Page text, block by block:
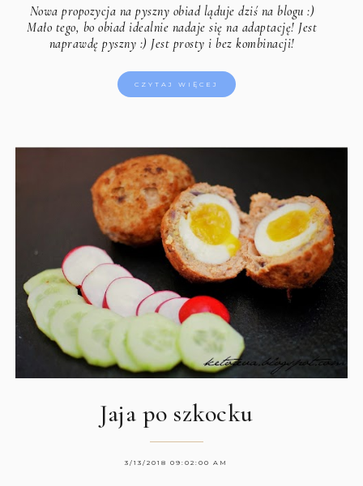
Nowa propozycja na pyszny obiad ląduje dziś na blogu :)
Mało tego, bo obiad idealnie nadaje się na adaptację! Jest
naprawdę pyszny :) Jest prosty i bez kombinacji!
CZYTAJ WIĘCEJ
Jaja po szkocku
3/13/2018 09:02:00 AM